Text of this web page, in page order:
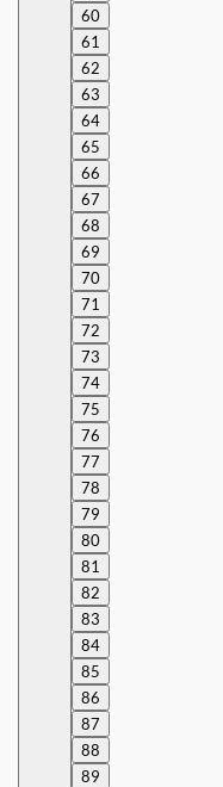
60
61
62
63
64
65
66
67
68
69
70
71
72
73
74
75
76
77
78
79
80
81
82
83
84
85
86
87
88
89